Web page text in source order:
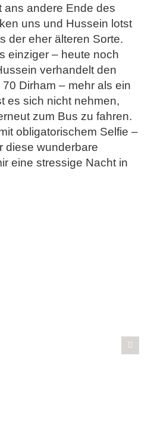
ans andere Ende des
uns und Hussein lotst
der eher älteren Sorte.
einziger – heute noch
verhandelt den
Dirham – mehr als ein
es sich nicht nehmen,
zum Bus zu fahren.
obligatorischem Selfie –
diese wunderbare
eine stressige Nacht in